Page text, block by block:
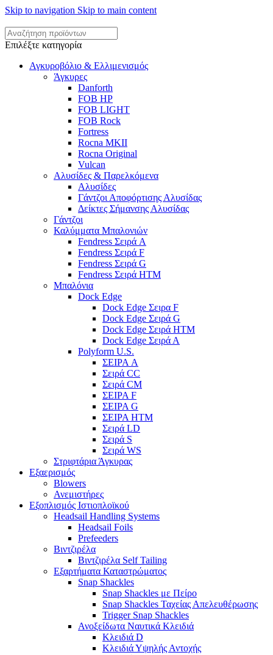
Skip to navigation Skip to main content
Επιλέξτε κατηγορία
Αγκυροβόλιο & Ελλιμενισμός
Άγκυρες
Danforth
FOB HP
FOB LIGHT
FOB Rock
Fortress
Rocna MKII
Rocna Original
Vulcan
Αλυσίδες & Παρελκόμενα
Αλυσίδες
Γάντζοι Αποφόρτισης Αλυσίδας
Δείκτες Σήμανσης Αλυσίδας
Γάντζοι
Καλύμματα Μπαλονιών
Fendress Σειρά A
Fendress Σειρά F
Fendress Σειρά G
Fendress Σειρά HTM
Μπαλόνια
Dock Edge
Dock Edge Σειρα F
Dock Edge Σειρά G
Dock Edge Σειρά HTM
Dock Edge Σειρά Α
Polyform U.S.
ΣΕΙΡΑ A
Σειρά CC
Σειρά CM
ΣΕΙΡΑ F
ΣΕΙΡΑ G
ΣΕΙΡΑ HTM
Σειρά LD
Σειρά S
Σειρά WS
Στριφτάρια Άγκυρας
Εξαερισμός
Blowers
Ανεμιστήρες
Εξοπλισμός Ιστιοπλοϊκού
Headsail Handling Systems
Headsail Foils
Prefeeders
Βιντζιρέλα
Βιντζιρέλα Self Tailing
Εξαρτήματα Καταστρώματος
Snap Shackles
Snap Shackles με Πείρο
Snap Shackles Ταχείας Απελευθέρωσης
Trigger Snap Shackles
Ανοξείδωτα Ναυτικά Κλειδιά
Κλειδιά D
Κλειδιά Υψηλής Αντοχής